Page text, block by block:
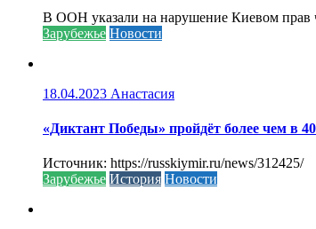
В ООН указали на нарушение Киевом прав
Зарубежье Новости
18.04.2023 Анастасия
«Диктант Победы» пройдёт более чем в
Источник: https://russkiymir.ru/news/312425/
Зарубежье История Новости